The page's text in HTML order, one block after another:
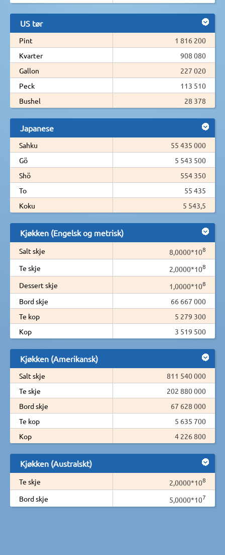
US tør
Pint
1 816 200
Kvarter
908 080
Gallon
227 020
Peck
113 510
Bushel
28 378
Japanese
Sahku
55 435 000
Gö
5 543 500
Shö
554 350
To
55 435
Koku
5 543,5
Kjøkken (Engelsk og metrisk)
Salt skje 8,0000*108
Te skje 2,0000*108
Dessert skje 1,0000*108
Bord skje
66 667 000
Te kop
5 279 300
Kop
3 519 500
Kjøkken (Amerikansk)
Salt skje
811 540 000
Te skje
202 880 000
Bord skje
67 628 000
Te kop
5 635 700
Kop
4 226 800
Kjøkken (Australskt)
Te skje 2,0000*108
Bord skje 5,0000*107